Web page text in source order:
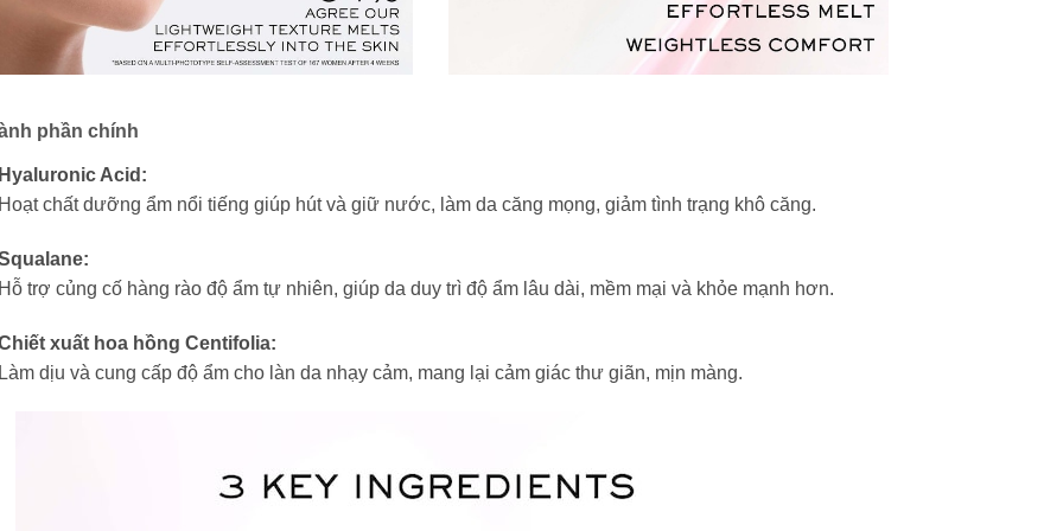
phần chính
Acid:
chất dưỡng ẩm nổi tiếng giúp hút và giữ nước, làm da căng mọng, giảm tình trạng khô căng.
trợ củng cố hàng rào độ ẩm tự nhiên, giúp da duy trì độ ẩm lâu dài, mềm mại và khỏe mạnh hơn.
xuất hoa hồng Centifolia:
dịu và cung cấp độ ẩm cho làn da nhạy cảm, mang lại cảm giác thư giãn, mịn màng.